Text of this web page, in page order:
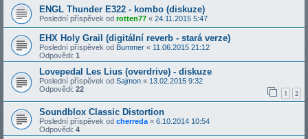
ENGL Thunder E322 - kombo (diskuze)
Poslední příspěvek od rotten77 « 24.11.2015 5:47
EHX Holy Grail (digitální reverb - stará verze)
Poslední příspěvek od Bummer « 11.06.2015 21:12
Odpovědi: 1
Lovepedal Les Lius (overdrive) - diskuze
Poslední příspěvek od Sajmon « 13.02.2015 9:32
Odpovědi: 22 1 2
Soundblox Classic Distortion
Poslední příspěvek od cherreda « 6.10.2014 10:54
Odpovědi: 4